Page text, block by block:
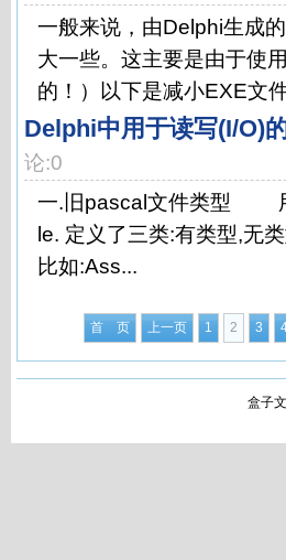
一般来说，由Delphi生成
大一些。这主要是由于使
的！）以下是减小EXE文
Delphi中用于读写(I/O)
论:0
一.旧pascal文件类型 用
le. 定义了三类:有类型,无
比如:Ass...
首 页 上一页 1 2 3
盒子